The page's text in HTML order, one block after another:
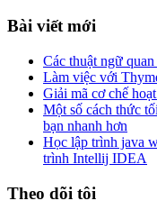
Bài viết mới
Các thuật ngữ
Làm việc với
Giải mã cơ chế
Một số cách thức
bạn nhanh hơn
Học lập trình java
trình Intellij IDEA
Theo dõi tôi